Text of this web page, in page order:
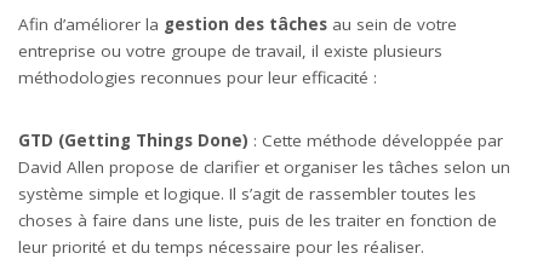
Afin d’améliorer la gestion des tâches au sein de votre
entreprise ou votre groupe de travail, il existe plusieurs
méthodologies reconnues pour leur efficacité :
GTD (Getting Things Done) : Cette méthode développée par
David Allen propose de clarifier et organiser les tâches selon un
système simple et logique. Il s’agit de rassembler toutes les
choses à faire dans une liste, puis de les traiter en fonction de
leur priorité et du temps nécessaire pour les réaliser.